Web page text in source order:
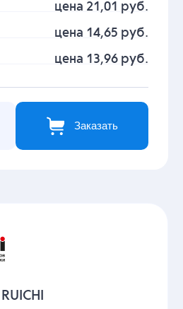
цена 21,01 руб.
цена 14,65 руб.
цена 13,96 руб.
Заказать
RUICHI